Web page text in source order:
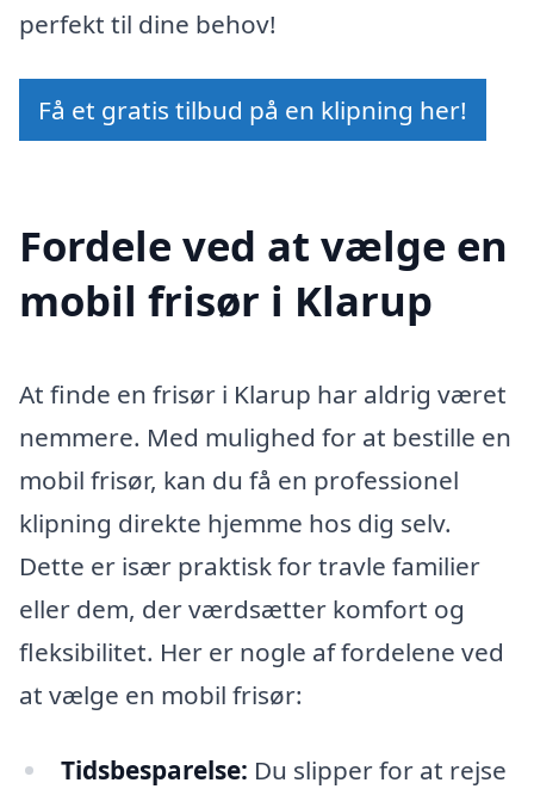
perfekt til dine behov!
Få et gratis tilbud på en klipning her!
Fordele ved at vælge en
mobil frisør i Klarup
At finde en frisør i Klarup har aldrig været
nemmere. Med mulighed for at bestille en
mobil frisør, kan du få en professionel
klipning direkte hjemme hos dig selv.
Dette er især praktisk for travle familier
eller dem, der værdsætter komfort og
fleksibilitet. Her er nogle af fordelene ved
at vælge en mobil frisør:
Tidsbesparelse: Du slipper for at rejse